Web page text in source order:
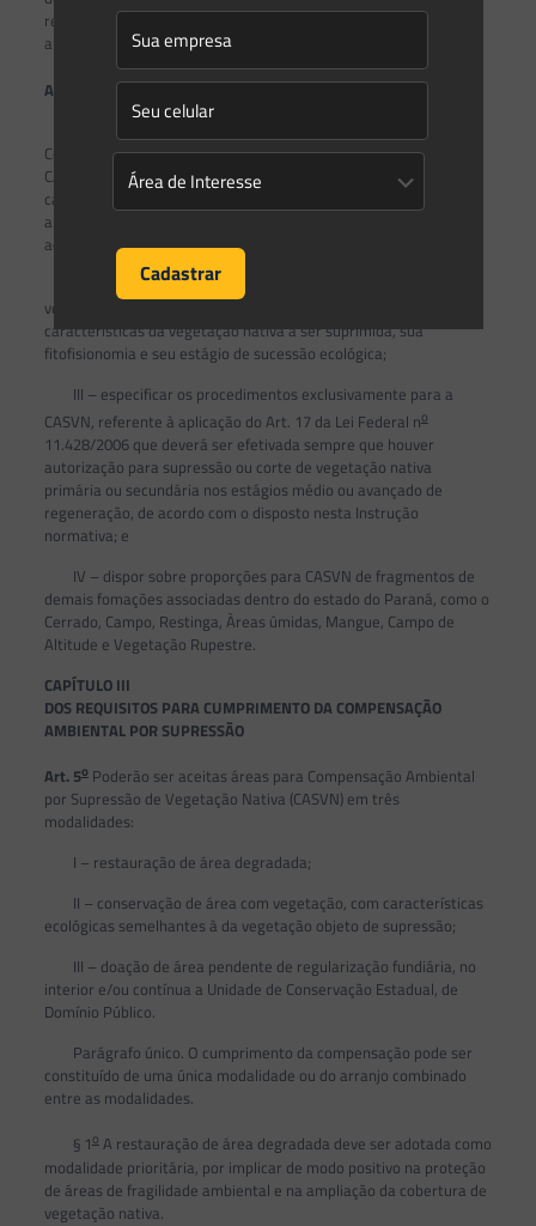
regularização fundiária, como modalidade de compensação
ambiental.
Art. 4
Esta Instrução Normativa tem por objetivos:
Compensação Ambiental por Supressão de Vegetação Nativa –
CASVN, com a finalidade de mitigar o impacto e os danos
causados pela supressão de vegetação nativa, visando ganho
ambiental e incremento de serviços ambientais advindos das
ações de compensação;
II – dispor sobre as proporções para a compensação da
vegetação, por modalidade, Considerando como fatores as
características da vegetação nativa a ser suprimida, sua
fitofisionomia e seu estágio de sucessão ecológica;
III – especificar os procedimentos exclusivamente para a
CASVN, referente à aplicação do Art. 17 da Lei Federal no
11.428/2006 que deverá ser efetivada sempre que houver
autorização para supressão ou corte de vegetação nativa
primária ou secundária nos estágios médio ou avançado de
regeneração, de acordo com o disposto nesta Instrução
normativa; e
IV – dispor sobre proporções para CASVN de fragmentos de
demais fomações associadas dentro do estado do Paraná, como o
Cerrado, Campo, Restinga, Àreas úmidas, Mangue, Campo de
Altitude e Vegetação Rupestre.
CAPÍTULO III
DOS REQUISITOS PARA CUMPRIMENTO DA COMPENSAÇÃO
AMBIENTAL POR SUPRESSÃO
Art. 5oPoderão ser aceitas áreas para Compensação Ambiental
por Supressão de Vegetação Nativa (CASVN) em três
modalidades:
I – restauração de área degradada;
II – conservação de área com vegetação, com características
ecológicas semelhantes à da vegetação objeto de supressão;
III – doação de área pendente de regularização fundiária, no
interior e/ou contínua a Unidade de Conservação Estadual, de
Domínio Público.
Parágrafo único. O cumprimento da compensação pode ser
constituído de uma única modalidade ou do arranjo combinado
entre as modalidades.
§ 1oA restauração de área degradada deve ser adotada como
modalidade prioritária, por implicar de modo positivo na proteção
de áreas de fragilidade ambiental e na ampliação da cobertura de
vegetação nativa.